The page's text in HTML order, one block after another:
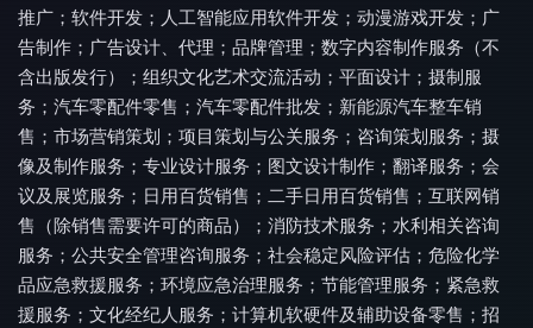
推广；软件开发；人工智能应用软件开发；动漫游戏开发；广
告制作；广告设计、代理；品牌管理；数字内容制作服务（不
含出版发行）；组织文化艺术交流活动；平面设计；摄制服
务；汽车零配件零售；汽车零配件批发；新能源汽车整车销
售；市场营销策划；项目策划与公关服务；咨询策划服务；摄
像及制作服务；专业设计服务；图文设计制作；翻译服务；会
议及展览服务；日用百货销售；二手日用百货销售；互联网销
售（除销售需要许可的商品）；消防技术服务；水利相关咨询
服务；公共安全管理咨询服务；社会稳定风险评估；危险化学
品应急救援服务；环境应急治理服务；节能管理服务；紧急救
援服务；文化经纪人服务；计算机软硬件及辅助设备零售；招